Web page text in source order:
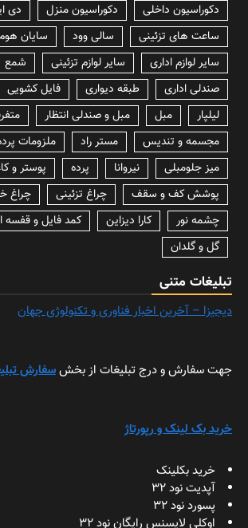
دکوراسیون داخلی
دکوراسیون منزل دی
ساعت های تزئینی
سالی وود
سایان
سایر لوازم اداری
سایر لوازم تزئینی شمع
صندلی اداری
طبقه دیواری فایل کشویی
لیلپار
مبل مبل و صندلی انتظار
مجسمه و تندیس
مستر راد ملزومات
میز جلومبلی
نیروانا پرده
پوستر و
پوشش کف و سقف
چراغ تزئینی
چراغ
چشمه نور
کارا دیزاین
کمد فایل و قفسه
گل و گلدان
تبلیغات متنی
دیجیزا – آخرین اخبار فناوری و تکنولوژی جهان
جهت سفارش و درج تبلیغات از بخشسفارش
خرید بک لینک و رپورتاژ
خرید بکلینک
آپدیت نود 32
پسورد نود 32
اوکلی لایسنس رایگان نود 32